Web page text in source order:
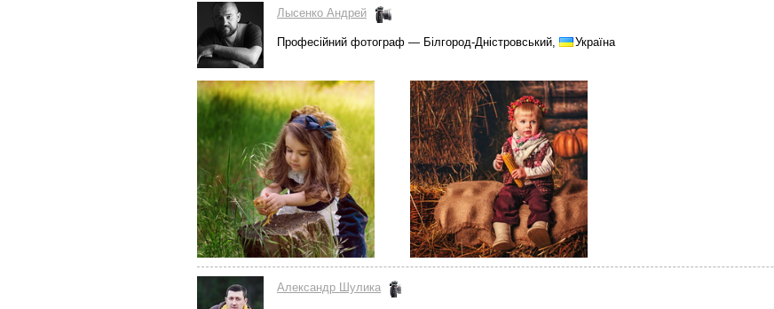
Лысенко Андрей
Професійний фотограф — Білгород-Дністровський, Україна
Александр Шулика